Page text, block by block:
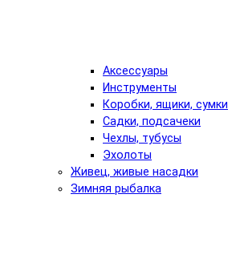
Аксессуары
Инструменты
Коробки, ящики, сумки
Садки, подсачеки
Чехлы, тубусы
Эхолоты
Живец, живые насадки
Зимняя рыбалка